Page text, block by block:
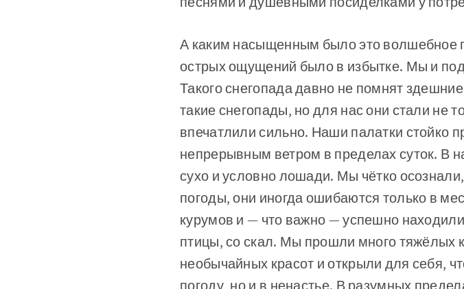
А каким насыщенным было это волшебное
острых ощущений было в избытке. Мы и
Такого снегопада давно не помнят
такие снегопады, но для нас они стали не
впечатлили сильно. Наши палатки стойко
непрерывным ветром в пределах суток. В
сухо и условно лошади. Мы чётко
погоды, они иногда ошибаются только в
курумов и — что важно — успешно
птицы, со скал. Мы прошли много тяжёлых
необычайных красот и открыли для себя,
погоду, но и в ненастье. В разумных